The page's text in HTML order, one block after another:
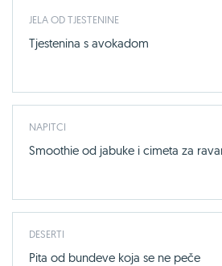
JELA OD TJESTENINE
Tjestenina s avokadom
NAPITCI
Smoothie od jabuke i cimeta za
DESERTI
Pita od bundeve koja se ne peče